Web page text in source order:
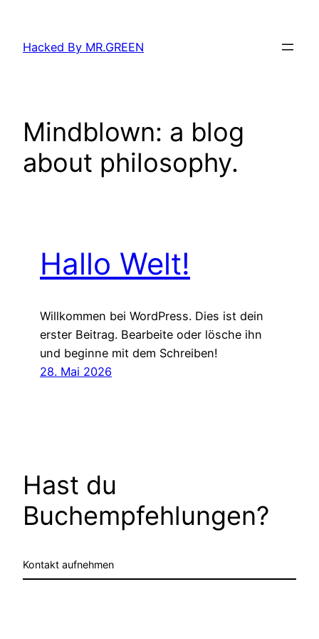
springen
Hacked By MR.GREEN
Mindblown: a blog
about philosophy.
Hallo Welt!
Willkommen bei WordPress. Dies ist dein
erster Beitrag. Bearbeite oder lösche ihn
und beginne mit dem Schreiben!
28. Mai 2026
Hast du
Buchempfehlungen?
Kontakt aufnehmen